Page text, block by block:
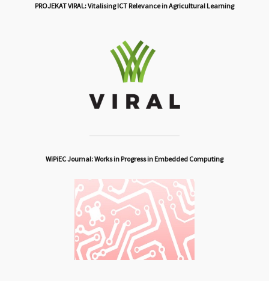
PROJEKAT VIRAL: Vitalising ICT Relevance in Agricultural Learning
WiPiEC Journal: Works in Progress in Embedded Computing